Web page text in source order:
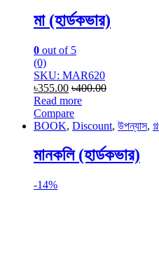
মা (হার্ডকভার)
0 out of 5
(0)
SKU: MAR620
৳355.00 ৳400.00
Read more
Compare
BOOK, Discount, উপন্যাস,
মানকলি (হার্ডকভার)
-14%